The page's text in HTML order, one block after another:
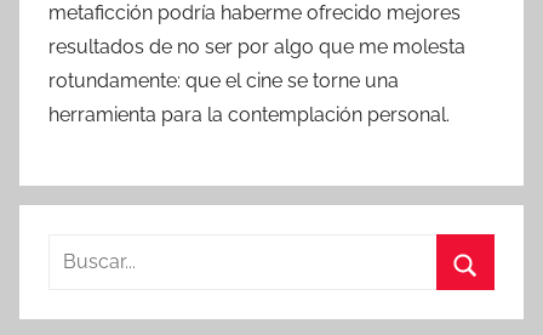
metaficción podría haberme ofrecido mejores
resultados de no ser por algo que me molesta
rotundamente: que el cine se torne una
herramienta para la contemplación personal.
s